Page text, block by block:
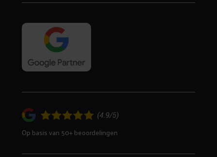
Op basis van 50+ beoordelingen